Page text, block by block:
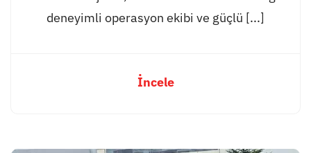
deneyimli operasyon ekibi ve güçlü [...]
İncele